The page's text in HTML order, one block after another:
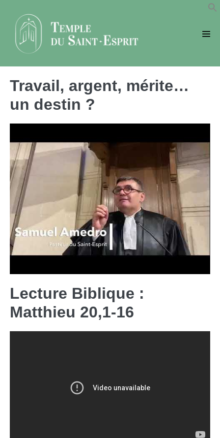
contenu
Travail, argent, mérite…
un destin ?
Lecture Biblique :
Matthieu 20,1-16